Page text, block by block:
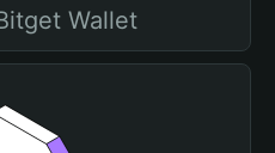
Wallet